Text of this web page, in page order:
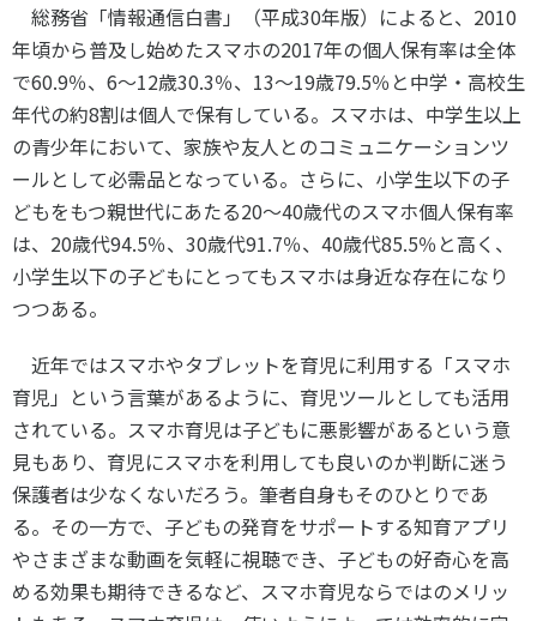
総務省「情報通信白書」（平成30年版）によると、 2010
年頃から普及し始めたスマホの2017年の個人保有率は全体
で60.9％、 6～12歳30.3％、 13～19歳79.5％と中学・高校生
年代の約8割は個人で保有している。スマホは、中学生以上
の青少年において、家族や友人とのコミュニケーションツ
ールとして必需品となっている。さらに、小学生以下の子
どもをもつ親世代にあたる20～40歳代のスマホ個人保有率
は、 20歳代94.5％、 30歳代91.7％、 40歳代85.5％と高く、
小学生以下の子どもにとってもスマホは身近な存在になり
つつある。
近年ではスマホやタブレットを育児に利用する「スマホ
育児」という言葉があるように、育児ツールとしても活用
されている。スマホ育児は子どもに悪影響があるという意
見もあり、育児にスマホを利用しても良いのか判断に迷う
保護者は少なくないだろう。筆者自身もそのひとりであ
る。その一方で、子どもの発育をサポートする知育アプリ
やさまざまな動画を気軽に視聴でき、子どもの好奇心を高
める効果も期待できるなど、スマホ育児ならではのメリッ